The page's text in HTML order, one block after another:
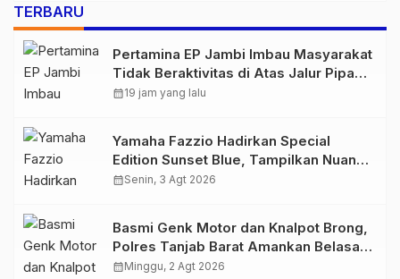
TERBARU
Pertamina EP Jambi Imbau Masyarakat
Tidak Beraktivitas di Atas Jalur Pipa
Migas Demi Keselamatan Bersama
calendar_month19 jam yang lalu
Yamaha Fazzio Hadirkan Special
Edition Sunset Blue, Tampilkan Nuansa
Retro Summer yang Semakin Skena
calendar_monthSenin, 3 Agt 2026
Basmi Genk Motor dan Knalpot Brong,
Polres Tanjab Barat Amankan Belasan
Kendaraan
calendar_monthMinggu, 2 Agt 2026